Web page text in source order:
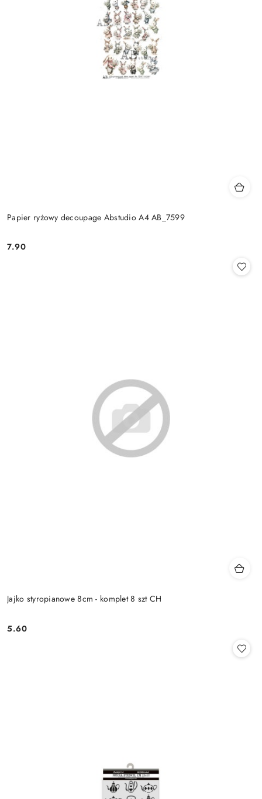
Papier ryżowy decoupage Abstudio A4 AB_7599
Cena:
7.90
Jajko styropianowe 8cm - komplet 8 szt CH
Cena:
5.60